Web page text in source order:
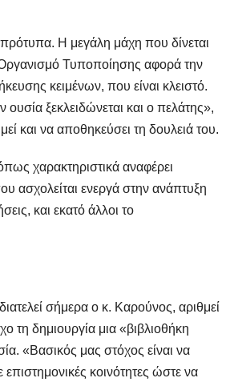
πρότυπα. Η μεγάλη μάχη που δίνεται
Τυποποίησης αφορά την
κειμένων, που είναι κλειστό.
ξεκλειδώνεται και ο πελάτης»,
και να αποθηκεύσει τη δουλειά του.
χαρακτηριστικά αναφέρει
ασχολείται ενεργά στην ανάπτυξη
και εκατό άλλοι το
σήμερα ο κ. Καρούνος, αριθμεί
τη δημιουργία μια «βιβλιοθήκη
«Βασικός μας στόχος είναι να
κοινότητες ώστε να